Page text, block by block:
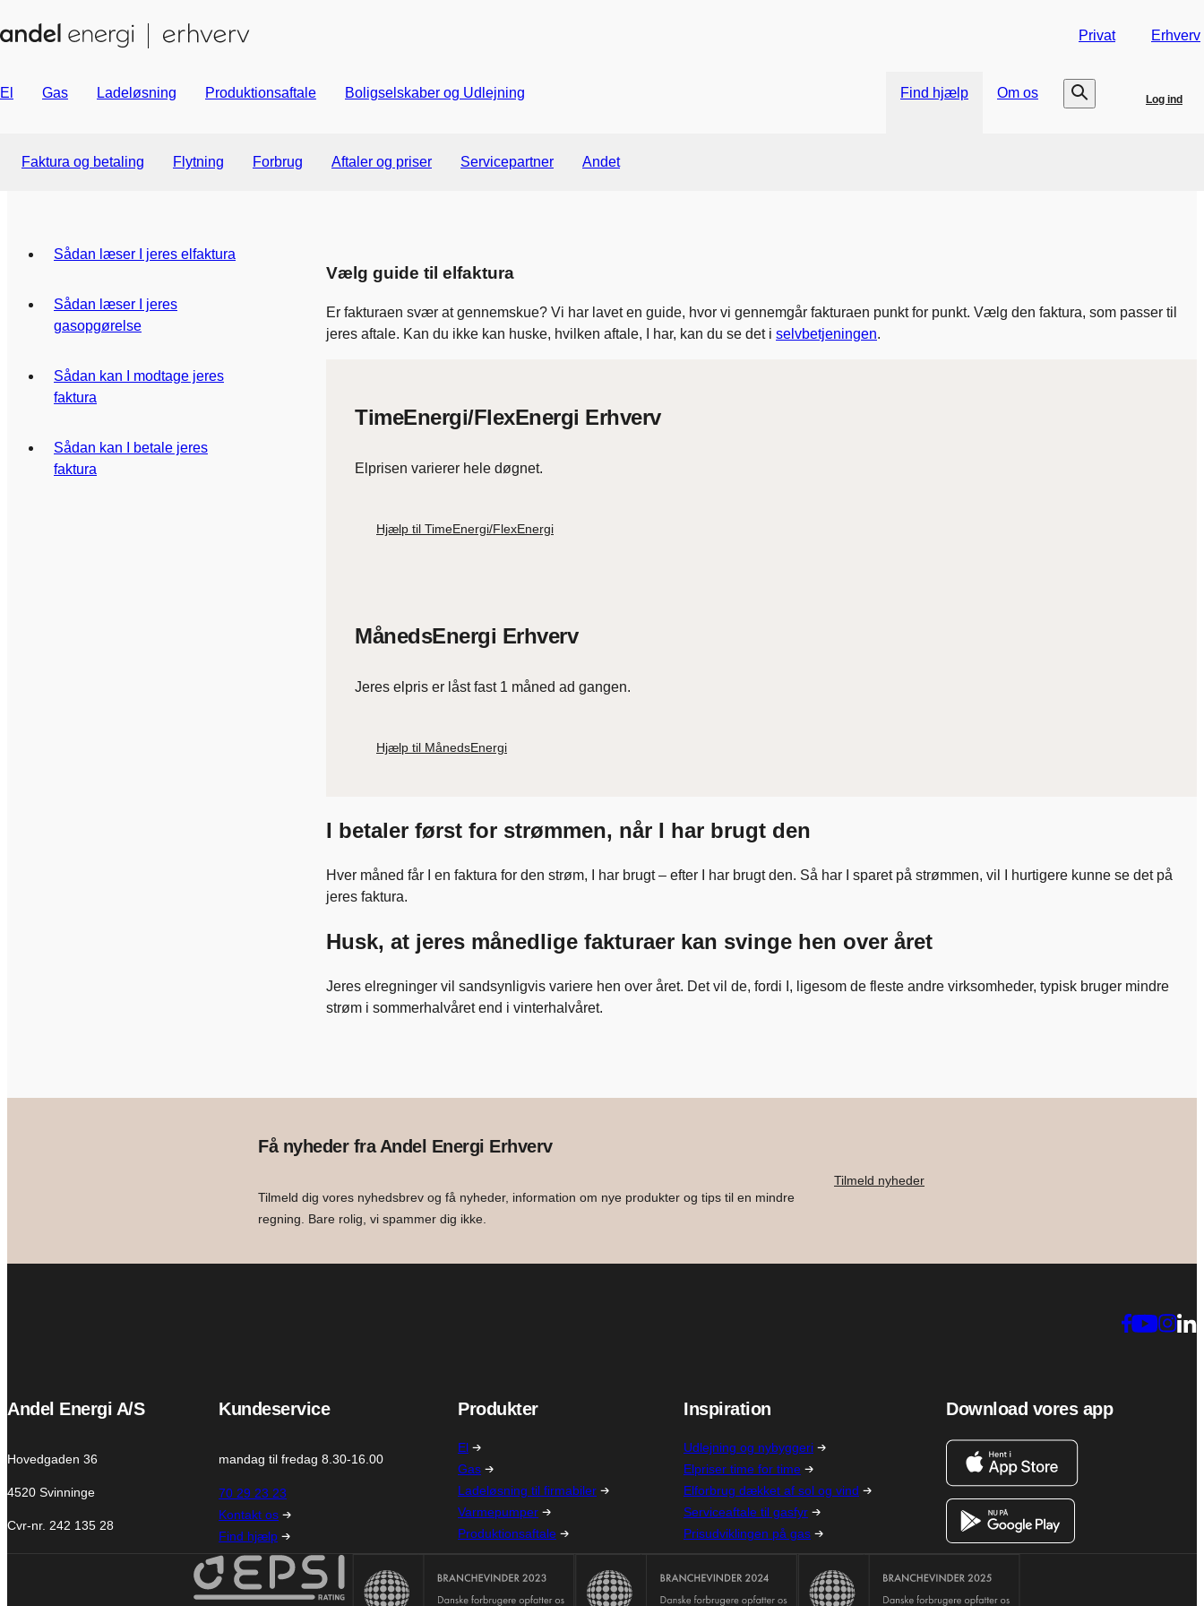
Privat Erhverv
El Gas Ladeløsning Produktionsaftale Boligselskaber og Udlejning Find hjælp Om os Log ind
Faktura og betaling Flytning Forbrug Aftaler og priser Servicepartner Andet
Vælg guide til elfaktura
Er fakturaen svær at gennemskue? Vi har lavet en guide, hvor vi gennemgår fakturaen punkt for punkt. Vælg den faktura, som passer til
jeres aftale. Kan du ikke kan huske, hvilken aftale, I har, kan du se det i selvbetjeningen.
TimeEnergi/FlexEnergi Erhverv
Elprisen varierer hele døgnet.
Hjælp til TimeEnergi/FlexEnergi
MånedsEnergi Erhverv
Jeres elpris er låst fast 1 måned ad gangen.
Hjælp til MånedsEnergi
I betaler først for strømmen, når I har brugt den
Hver måned får I en faktura for den strøm, I har brugt – efter I har brugt den. Så har I sparet på strømmen, vil I hurtigere kunne se det på
jeres faktura.
Husk, at jeres månedlige fakturaer kan svinge hen over året
Jeres elregninger vil sandsynligvis variere hen over året. Det vil de, fordi I, ligesom de fleste andre virksomheder, typisk bruger mindre
strøm i sommerhalvåret end i vinterhalvåret.
Sådan læser I jeres elfaktura
Sådan læser I jeres
gasopgørelse
Sådan kan I modtage jeres
faktura
Sådan kan I betale jeres
faktura
Få nyheder fra Andel Energi Erhverv
Tilmeld dig vores nyhedsbrev og få nyheder, information om nye produkter og tips til en mindre
regning. Bare rolig, vi spammer dig ikke.
Tilmeld nyheder
Andel Energi A/S
Hovedgaden 36
4520 Svinninge
Cvr-nr. 242 135 28
Kundeservice
mandag til fredag 8.30-16.00
70 29 23 23
Kontakt os
Find hjælp
Produkter
El
Gas
Ladeløsning til firmabiler
Varmepumper
Produktionsaftale
Inspiration
Udlejning og nybyggeri
Elpriser time for time
Elforbrug dækket af sol og vind
Serviceaftale til gasfyr
Prisudviklingen på gas
Download vores app